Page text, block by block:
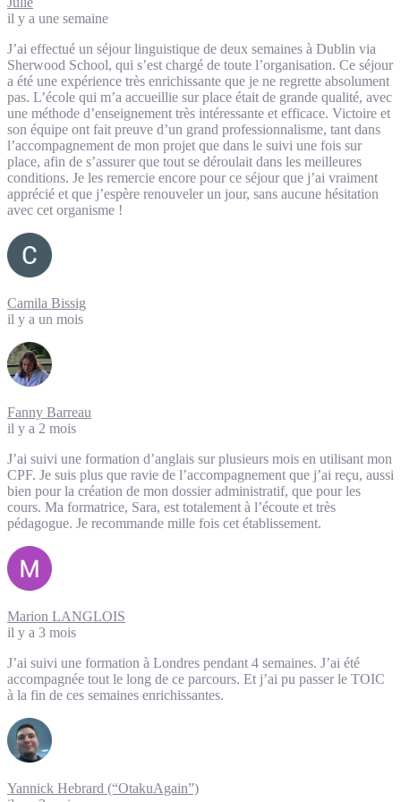
il y a une semaine
J’ai effectué un séjour linguistique de deux semaines à Dublin via
Sherwood School, qui s’est chargé de toute l’organisation. Ce séjour
a été une expérience très enrichissante que je ne regrette absolument
pas. L’école qui m’a accueillie sur place était de grande qualité, avec
une méthode d’enseignement très intéressante et efficace. Victoire et
son équipe ont fait preuve d’un grand professionnalisme, tant dans
l’accompagnement de mon projet que dans le suivi une fois sur
place, afin de s’assurer que tout se déroulait dans les meilleures
conditions. Je les remercie encore pour ce séjour que j’ai vraiment
apprécié et que j’espère renouveler un jour, sans aucune hésitation
avec cet organisme !
Camila Bissig
il y a un mois
Fanny Barreau
il y a 2 mois
J’ai suivi une formation d’anglais sur plusieurs mois en utilisant mon
CPF. Je suis plus que ravie de l’accompagnement que j’ai reçu, aussi
bien pour la création de mon dossier administratif, que pour les
cours. Ma formatrice, Sara, est totalement à l’écoute et très
pédagogue. Je recommande mille fois cet établissement.
Marion LANGLOIS
il y a 3 mois
J’ai suivi une formation à Londres pendant 4 semaines. J’ai été
accompagnée tout le long de ce parcours. Et j’ai pu passer le TOIC
à la fin de ces semaines enrichissantes.
Yannick Hebrard (“OtakuAgain”)